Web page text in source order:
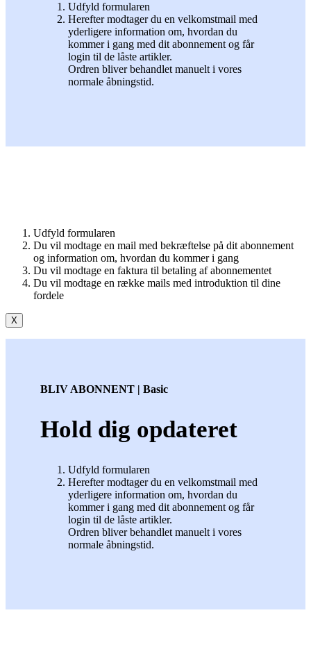
Udfyld formularen
Herefter modtager du en velkomstmail med
yderligere information om, hvordan du
kommer i gang med dit abonnement og får
login til de låste artikler.
Ordren bliver behandlet manuelt i vores
normale åbningstid.
Udfyld formularen
Du vil modtage en mail med bekræftelse på dit abonnement
og information om, hvordan du kommer i gang
Du vil modtage en faktura til betaling af abonnementet
Du vil modtage en række mails med introduktion til dine
fordele
X
BLIV ABONNENT | Basic
Hold dig opdateret
Udfyld formularen
Herefter modtager du en velkomstmail med
yderligere information om, hvordan du
kommer i gang med dit abonnement og får
login til de låste artikler.
Ordren bliver behandlet manuelt i vores
normale åbningstid.